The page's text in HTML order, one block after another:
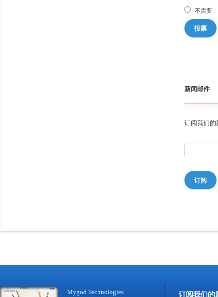
不需要
投票
新闻邮件
订阅我们的
订阅
Mygod Technologies
订阅我们的